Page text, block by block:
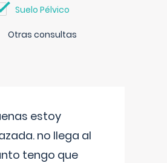
Suelo Pélvico
Otras consultas
estoy
no llega al
tengo que